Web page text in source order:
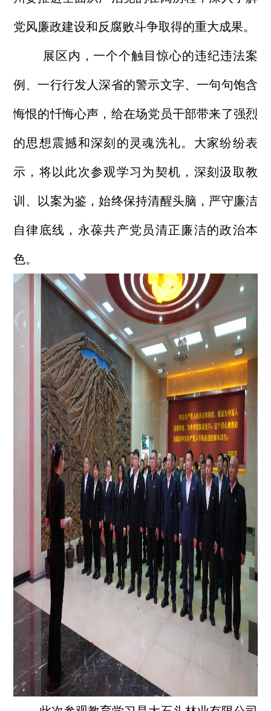
党风廉政建设和反腐败斗争取得的重大成果。
展区内，一个个触目惊心的违纪违法案
例、一行行发人深省的警示文字、一句句饱含
悔恨的忏悔心声，给在场党员干部带来了强烈
的思想震撼和深刻的灵魂洗礼。大家纷纷表
示，将以此次参观学习为契机，深刻汲取教
训、以案为鉴，始终保持清醒头脑，严守廉洁
自律底线，永葆共产党员清正廉洁的政治本
色。